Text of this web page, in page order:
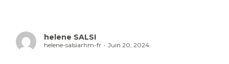
helene SALSI
helene-salsiarhm-fr Juin 20, 2024